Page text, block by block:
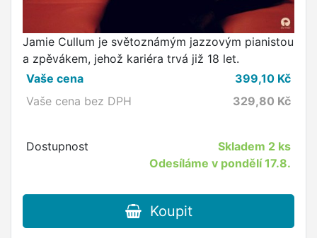
Jamie Cullum je světoznámým jazzovým pianistou
a zpěvákem, jehož kariéra trvá již 18 let.
Vaše cena
399,10 Kč
Vaše cena bez DPH
329,80 Kč
Dostupnost Skladem 2 ks
Odesíláme v pondělí 17.8.
Koupit